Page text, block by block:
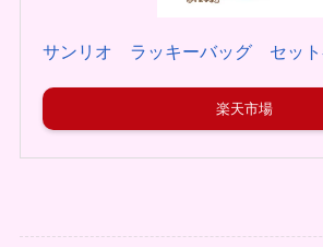
サンリオ ラッキーバッグ セット
楽天市場